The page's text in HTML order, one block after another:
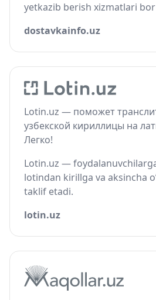
yetkazib berish xizmatlari bor
dostavkainfo.uz
Lotin.uz — поможет
узбекской кириллицы на
Легко!
Lotin.uz —
lotindan kirillga va aksincha
taklif etadi.
lotin.uz